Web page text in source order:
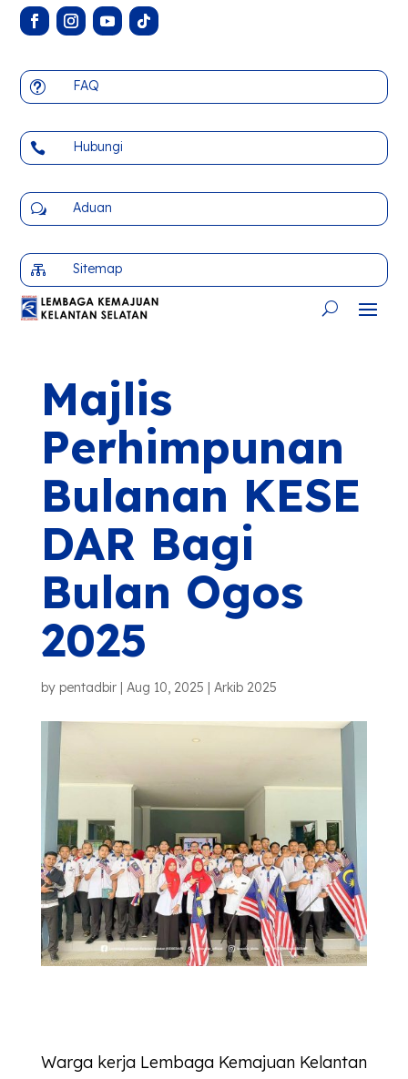
t FAQ
 Hubungi
w Aduan
 Sitemap
Majlis
Perhimpunan
Bulanan KESE
DAR Bagi
Bulan Ogos
2025
by pentadbir| Aug 10, 2025 | Arkib 2025
Warga kerja Lembaga Kemajuan Kelantan